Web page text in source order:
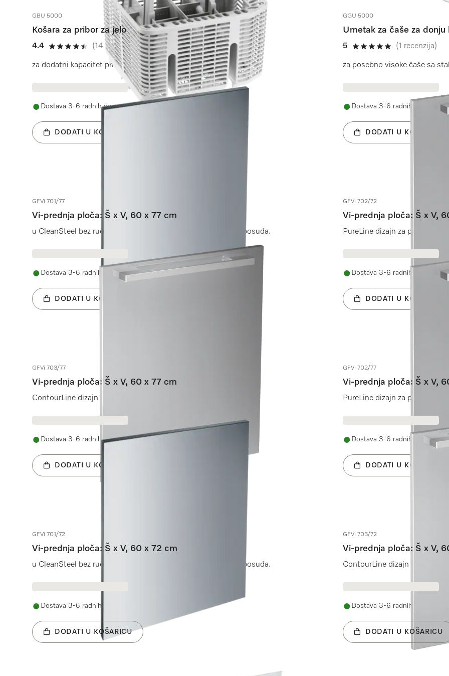
GBU 5000
Košara za pribor za jelo
4.4
4.4 od 5
(14 recenzije)
za dodatni kapacitet pribora za jelo u donjoj košari.
Dostava 3-6 radnih dana
DODATI U KOŠARICU
GGU 5000
Umetak za čaše za
5
5 od 5
(1 recenzija)
za posebno visoke čaše sa
Dostava 3-6 radnih dana
DODATI U KOŠARICU
GFVi 701/77
Vi-prednja ploča: Š x V, 60 x 77 cm
u CleanSteel bez ručke i rupe za potpuno integrirane perilice posuđa.
Dostava 3-6 radnih dana
DODATI U KOŠARICU
GFVi 702/72
Vi-prednja ploča: Š x V,
PureLine dizajn za potpuno
Dostava 3-6 radnih dana
DODATI U KOŠARICU
GFVi 703/77
Vi-prednja ploča: Š x V, 60 x 77 cm
ContourLine dizajn za potpuno integrirane perilice posuđa.
Dostava 3-6 radnih dana
DODATI U KOŠARICU
GFVi 702/77
Vi-prednja ploča: Š x V,
PureLine dizajn za potpuno
Dostava 3-6 radnih dana
DODATI U KOŠARICU
GFVi 701/72
Vi-prednja ploča: Š x V, 60 x 72 cm
u CleanSteel bez ručke i rupe za potpuno integrirane perilice posuđa.
Dostava 3-6 radnih dana
DODATI U KOŠARICU
GFVi 703/72
Vi-prednja ploča: Š x V,
ContourLine dizajn za
Dostava 3-6 radnih dana
DODATI U KOŠARICU